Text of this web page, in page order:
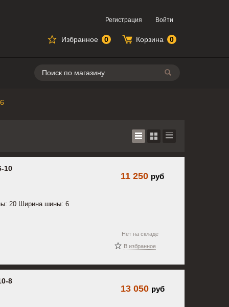
Поиск
Избранное 0 Корзина 0
Регистрация Войти
10
20 Ширина шины: 6
11 250 руб
В избранное
Нет на складе
8
13 050 руб